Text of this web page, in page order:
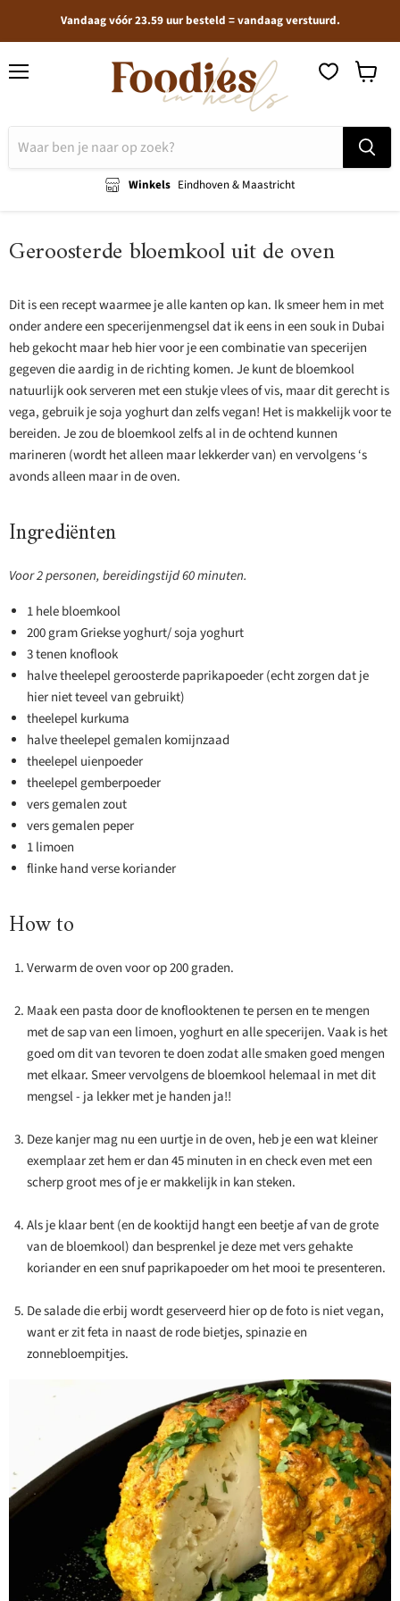
Vandaag vóór 23.59 uur besteld = vandaag verstuurd.
Winkels Eindhoven & Maastricht
Geroosterde bloemkool uit de oven
Dit is een recept waarmee je alle kanten op kan. Ik smeer hem in met
onder andere een specerijenmengsel dat ik eens in een souk in Dubai
heb gekocht maar heb hier voor je een combinatie van specerijen
gegeven die aardig in de richting komen. Je kunt de bloemkool
natuurlijk ook serveren met een stukje vlees of vis, maar dit gerecht is
vega, gebruik je soja yoghurt dan zelfs vegan! Het is makkelijk voor te
bereiden. Je zou de bloemkool zelfs al in de ochtend kunnen
marineren (wordt het alleen maar lekkerder van) en vervolgens ‘s
avonds alleen maar in de oven.
Ingrediënten
Voor 2 personen, bereidingstijd 60 minuten.
1 hele bloemkool
200 gram Griekse yoghurt/ soja yoghurt
3 tenen knoflook
halve theelepel geroosterde paprikapoeder (echt zorgen dat je
hier niet teveel van gebruikt)
theelepel kurkuma
halve theelepel gemalen komijnzaad
theelepel uienpoeder
theelepel gemberpoeder
vers gemalen zout
vers gemalen peper
1 limoen
flinke hand verse koriander
How to
Verwarm de oven voor op 200 graden.
Maak een pasta door de knoflooktenen te persen en te mengen
met de sap van een limoen, yoghurt en alle specerijen. Vaak is het
goed om dit van tevoren te doen zodat alle smaken goed mengen
met elkaar. Smeer vervolgens de bloemkool helemaal in met dit
mengsel - ja lekker met je handen ja!!
Deze kanjer mag nu een uurtje in de oven, heb je een wat kleiner
exemplaar zet hem er dan 45 minuten in en check even met een
scherp groot mes of je er makkelijk in kan steken.
Als je klaar bent (en de kooktijd hangt een beetje af van de grote
van de bloemkool) dan besprenkel je deze met vers gehakte
koriander en een snuf paprikapoeder om het mooi te presenteren.
De salade die erbij wordt geserveerd hier op de foto is niet vegan,
want er zit feta in naast de rode bietjes, spinazie en
zonnebloempitjes.